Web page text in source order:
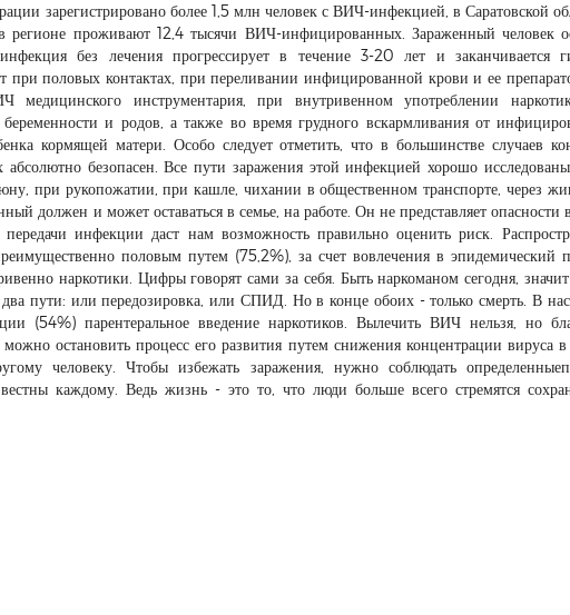
зарегистрировано более 1,5 млн человек с ВИЧ-инфекцией, в Саратовской
регионе проживают 12,4 тысячи ВИЧ-инфицированных. Зараженный человек
без лечения прогрессирует в течение 3-20 лет и заканчивается
при половых контактах, при переливании инфицированной крови и ее
медицинского инструментария, при внутривенном употреблении
и родов, а также во время грудного вскармливания от
кормящей матери. Особо следует отметить, что в большинстве случаев
безопасен. Все пути заражения этой инфекцией хорошо
при рукопожатии, при кашле, чихании в общественном транспорте, через
должен и может оставаться в семье, на работе. Он не представляет опасности
инфекции даст нам возможность правильно оценить риск.
половым путем (75,2%), за счет вовлечения в эпидемический
наркотики. Цифры говорят сами за себя. Быть наркоманом сегодня,
пути: или передозировка, или СПИД. Но в конце обоих - только смерть. В
(54%) парентеральное введение наркотиков. Вылечить ВИЧ нельзя, но
остановить процесс его развития путем снижения концентрации вируса в
человеку. Чтобы избежать заражения, нужно соблюдать
каждому. Ведь жизнь - это то, что люди больше всего стремятся